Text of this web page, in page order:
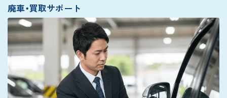
廃車・買取サポート